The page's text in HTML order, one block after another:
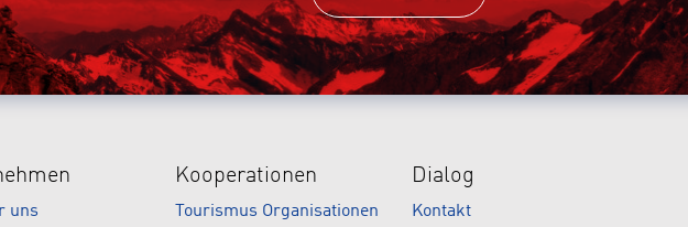
uns
Kooperationen
Tourismus Organisationen
Dialog
Kontakt